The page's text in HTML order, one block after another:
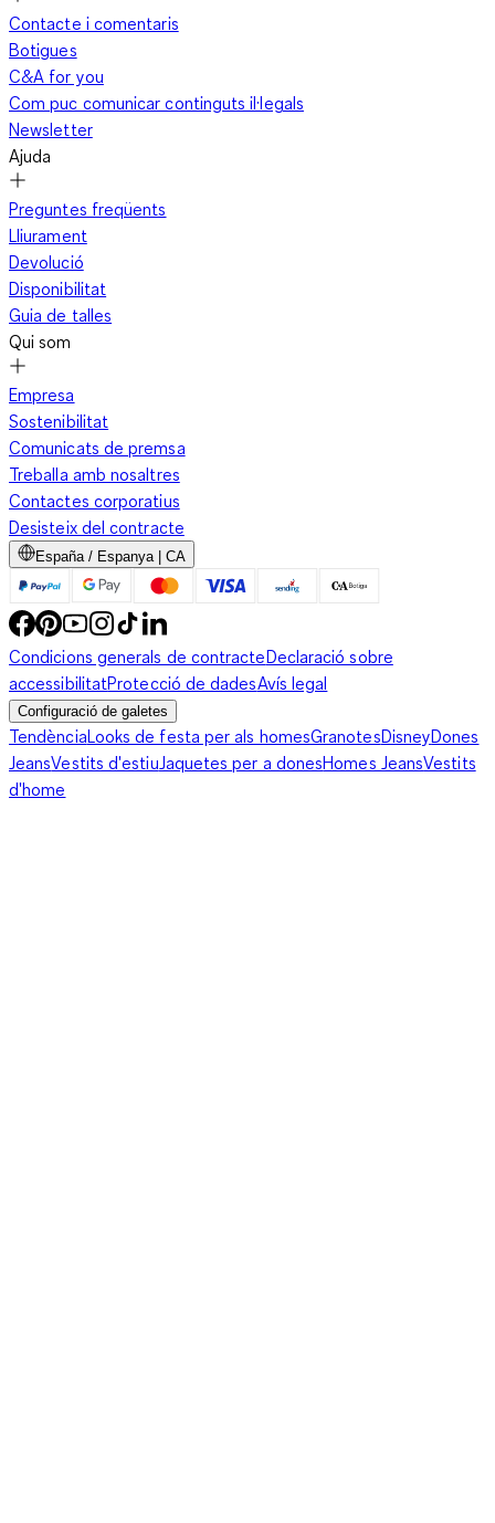
Contacte i comentaris
Botigues
C&A for you
Com puc comunicar continguts il·legals
Newsletter
Ajuda
Preguntes freqüents
Lliurament
Devolució
Disponibilitat
Guia de talles
Qui som
Empresa
Sostenibilitat
Comunicats de premsa
Treballa amb nosaltres
Contactes corporatius
Desisteix del contracte
España / Espanya | CA
Condicions generals de contracteDeclaració sobre
accessibilitatProtecció de dadesAvís legal
Configuració de galetes
TendènciaLooks de festa per als homesGranotesDisneyDones
JeansVestits d'estiuJaquetes per a donesHomes JeansVestits
d'home